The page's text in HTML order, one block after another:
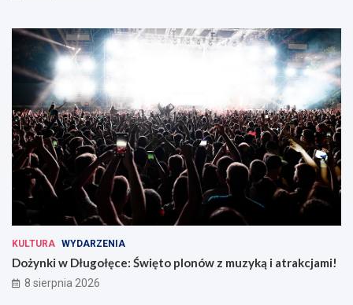
KULTURA WYDARZENIA
Dożynki w Długołęce: Święto plonów z muzyką i atrakcjami!
8 sierpnia 2026